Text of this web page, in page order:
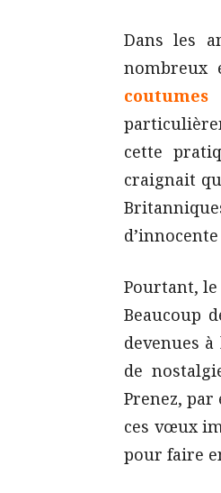
Dans les
nombreux
coutumes
cette
craignait
Pourtant, le
Beaucoup
devenues
de
Prenez, par
ces vœux
pour faire